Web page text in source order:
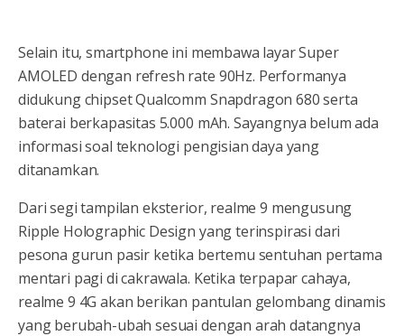
Selain itu, smartphone ini membawa layar Super
AMOLED dengan refresh rate 90Hz. Performanya
didukung chipset Qualcomm Snapdragon 680 serta
baterai berkapasitas 5.000 mAh. Sayangnya belum ada
informasi soal teknologi pengisian daya yang
ditanamkan.
Dari segi tampilan eksterior, realme 9 mengusung
Ripple Holographic Design yang terinspirasi dari
pesona gurun pasir ketika bertemu sentuhan pertama
mentari pagi di cakrawala. Ketika terpapar cahaya,
realme 9 4G akan berikan pantulan gelombang dinamis
yang berubah-ubah sesuai dengan arah datangnya